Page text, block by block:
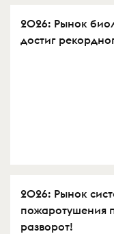
2026: Рынок
достиг
2026: Рынок
пожаротушения
разворот!